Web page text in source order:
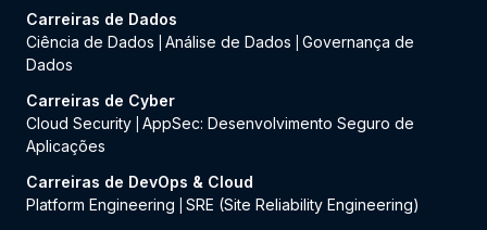
Carreiras de Dados
Ciência de Dados
Análise de Dados
Governança de
Dados
Carreiras de Cyber
Cloud Security AppSec: Desenvolvimento Seguro de
Aplicações
Carreiras de DevOps & Cloud
Platform Engineering
SRE (Site Reliability Engineering)